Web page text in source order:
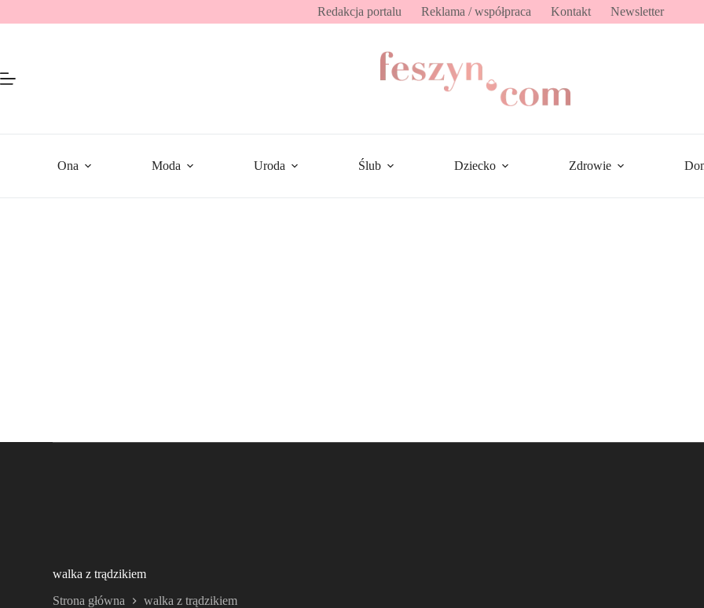
Redakcja portalu Reklama / współpraca Kontakt Newsletter
Ona Moda Uroda Ślub Dziecko Zdrowie
walka z trądzikiem
Strona główna walka z trądzikiem